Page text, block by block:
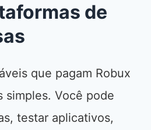
de
que pagam Robux
simples. Você pode
testar aplicativos,